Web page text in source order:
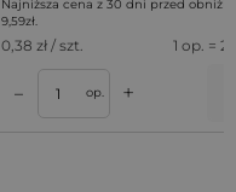
Najniższa cena z 30 dni przed
9,59zł.
0,38 zł / szt. 1 op. =
– op. +